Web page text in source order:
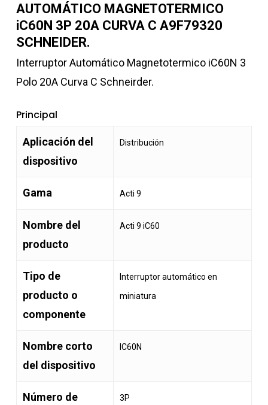
AUTOMÁTICO MAGNETOTERMICO
iC60N 3P 20A CURVA C A9F79320
SCHNEIDER.
Interruptor Automático Magnetotermico iC60N 3
Polo 20A Curva C Schneirder.
Principal
Aplicación del
dispositivo
Distribución
Gama Acti 9
Nombre del
producto
Acti 9 iC60
Tipo de
producto o
componente
Interruptor automático en
miniatura
Nombre corto
del dispositivo
IC60N
Número de
3P